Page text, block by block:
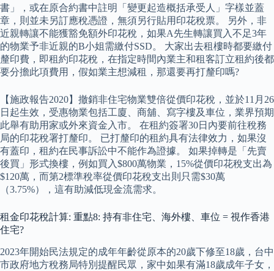
書」，或在原合約書中註明「變更起造概括承受人」字樣並蓋
章，則並未另訂應稅憑證，無須另行貼用印花稅票。 另外，非
近親轉讓不能獲豁免額外印花稅，如果A先生轉讓買入不足3年
的物業予非近親的B小姐需繳付SSD。 大家出去租樓時都要繳付
釐印費，即租約印花稅，在指定時間內業主和租客訂立租約後都
要分擔此項費用，假如業主想減租，那還要再打釐印嗎?
【施政報告2020】撤銷非住宅物業雙倍從價印花稅，並於11月26
日起生效，受惠物業包括工廈、商舖、寫字樓及車位，業界預期
此舉有助用家或外來資金入市。 在租約簽署30日內要前往稅務
局的印花稅署打釐印。 已打釐印的租約具有法律效力，如果沒
有蓋印，租約在民事訴訟中不能作為證據。 如果掉轉是「先賣
後買」形式換樓，例如買入$800萬物業，15%從價印花稅支出為
$120萬，而第2標準稅率從價印花稅支出則只需$30萬
（3.75%），這有助減低現金流需求。
租金印花稅計算: 重點8: 持有非住宅、海外樓、車位 = 視作香港
住宅?
2023年開始民法規定的成年年齡從原本的20歲下修至18歲，台中
市政府地方稅務局特別提醒民眾，家中如果有滿18歲成年子女，